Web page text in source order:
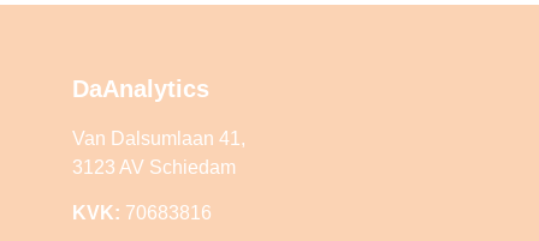
DaAnalytics
Van Dalsumlaan 41,
3123 AV Schiedam
KVK: 70683816